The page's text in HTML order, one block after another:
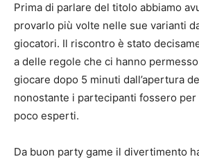
Prima di parlare del titolo abbiamo
provarlo più volte nelle sue varianti
giocatori. Il riscontro è stato
a delle regole che ci hanno
giocare dopo 5 minuti dall’apertura
nonostante i partecipanti fossero
poco esperti.
Da buon party game il divertimento